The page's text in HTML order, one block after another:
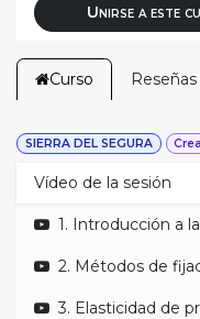
Unirse a este
Curso Reseñas
SIERRA DEL SEGURA
Vídeo de la sesión
1. Introducción a
2. Métodos de
3. Elasticidad de